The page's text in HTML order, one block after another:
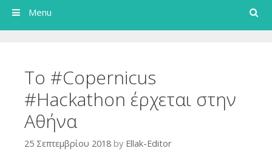
Search
Menu
Το #Copernicus
#Hackathon έρχεται στην
Αθήνα
25 Σεπτεμβρίου 2018 by Ellak-Editor